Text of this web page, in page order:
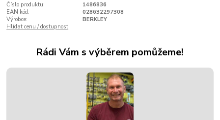
Číslo produktu:
1486836
EAN kód:
028632297308
Výrobce:
BERKLEY
Hlídat cenu / dostupnost
Rádi Vám s výběrem pomůžeme!